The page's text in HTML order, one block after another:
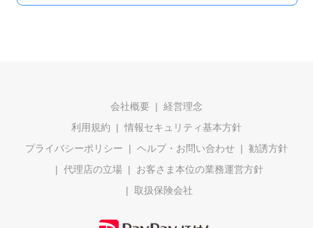
会社概要
経営理念
利用規約
情報セキュリティ基本方針
プライバシーポリシー
ヘルプ・お問い合わせ
勧誘方針
代理店の立場
お客さま本位の業務運営方針
取扱保険会社